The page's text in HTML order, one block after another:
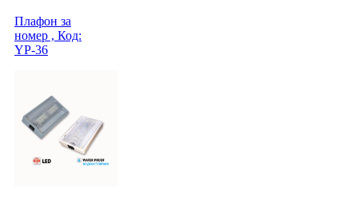
Плафон за
номер , Код:
YP-36